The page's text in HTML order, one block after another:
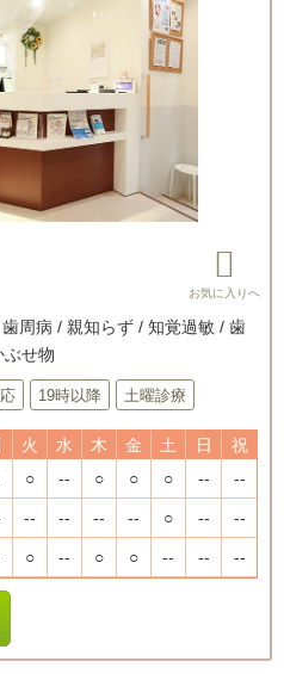
周病 / 親知らず / 知覚過敏 / 歯
せ物
19時以降 土曜診療
火 水 木 金 土 日
祝
○ -- ○ ○ ○ -- --
-- -- -- -- ○ -- --
○ -- ○ ○ -- -- --